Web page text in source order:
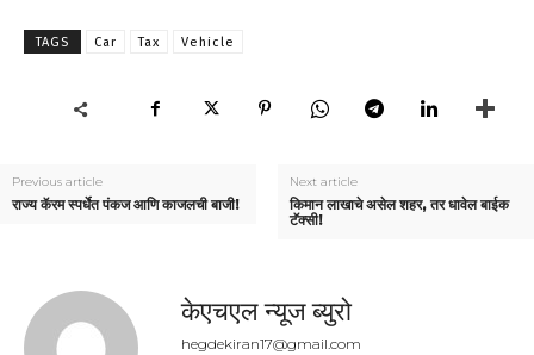
TAGS Car Tax Vehicle
Previous article
राज्य कॅरम स्पर्धेत पंकज आणि काजलची बाजी!
Next article
किमान लाखाचे असेल शहर, तर धावेल बाईक
टॅक्सी!
केएचएल न्यूज ब्युरो
hegdekiran17@gmail.com